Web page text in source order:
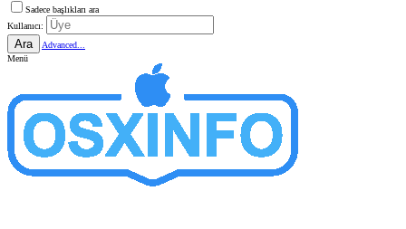
Sadece başlıkları ara
Kullanıcı:
Ara
Advanced...
Menü